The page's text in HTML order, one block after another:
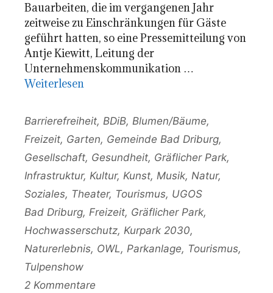
Bauarbeiten, die im vergangenen Jahr
zeitweise zu Einschränkungen für Gäste
geführt hatten, so eine Pressemitteilung von
Antje Kiewitt, Leitung der
Unternehmenskommunikation …
Weiterlesen
Kategorien
Barrierefreiheit, BDiB, Blumen/Bäume,
Freizeit, Garten, Gemeinde Bad Driburg,
Gesellschaft, Gesundheit, Gräflicher Park,
Infrastruktur, Kultur, Kunst, Musik, Natur,
Soziales, Theater, Tourismus, UGOS
Schlagwörter
Bad Driburg, Freizeit, Gräflicher Park,
Hochwasserschutz, Kurpark 2030,
Naturerlebnis, OWL, Parkanlage, Tourismus,
Tulpenshow
2 Kommentare